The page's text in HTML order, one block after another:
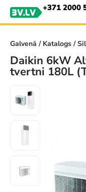
+371 2000
Galvenā / Katalogs/
Daikin 6kW
tvertni 180L